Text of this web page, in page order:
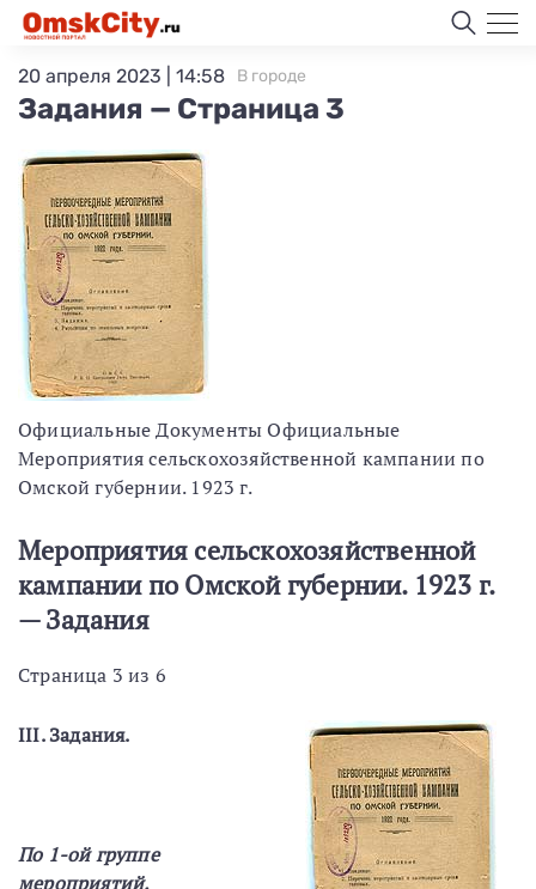
Задания — Страница 3
20 апреля 2023 | 14:58 В городе
Официальные Документы Официальные
Мероприятия сельскохозяйственной кампании по
Омской губернии. 1923 г.
Мероприятия сельскохозяйственной
кампании по Омской губернии. 1923 г.
— Задания
Страница 3 из 6
III. Задания.
По 1-ой группе
мероприятий.